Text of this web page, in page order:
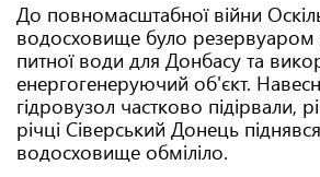
До повномасштабної війни
водосховище було резервуаром
питної води для Донбасу та
енергогенеруючий об'єкт.
гідровузол частково підірвали,
річці Сіверський Донець
водосховище обміліло.